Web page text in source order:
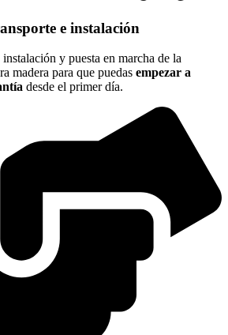
e instalación
y puesta en marcha de la
madera para que puedas empezar a
desde el primer día.